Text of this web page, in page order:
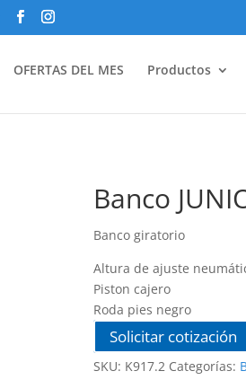
OFERTAS DEL MES Productos
Banco
Banco giratorio
Altura de ajuste
Piston cajero
Roda pies negro
Solicitar cotización
SKU: K917.2 Categorías: